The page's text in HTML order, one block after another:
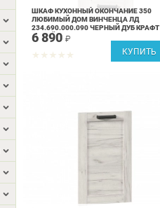
ШКАФ КУХОННЫЙ ОКОНЧАНИЕ 350
ЛЮБИМЫЙ ДОМ ВИНЧЕНЦА ЛД
234.690.000.090 ЧЕРНЫЙ ДУБ КРАФТ
БЕЛЫЙ
6 890 ₽